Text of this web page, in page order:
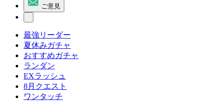
ご意見
最強リーダー
夏休みガチャ
おすすめガチャ
ランダン
EXラッシュ
8月クエスト
ワンタッチ